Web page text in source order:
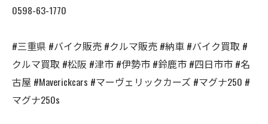
0598-63-1770
#三重県 #バイク販売 #クルマ販売 #納車 #バイク買取 #
クルマ買取 #松阪 #津市 #伊勢市 #鈴鹿市 #四日市市 #名
古屋 #Maverickcars #マーヴェリックカーズ #マグナ250 #
マグナ250s